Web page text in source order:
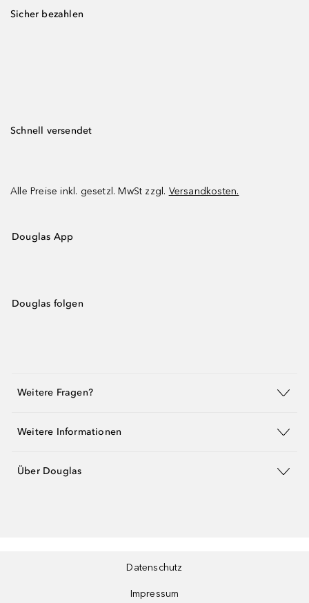
Sicher bezahlen
Schnell versendet
Alle Preise inkl. gesetzl. MwSt zzgl. Versandkosten.
Douglas App
Douglas folgen
Weitere Fragen?
Weitere Informationen
Über Douglas
Datenschutz
Impressum